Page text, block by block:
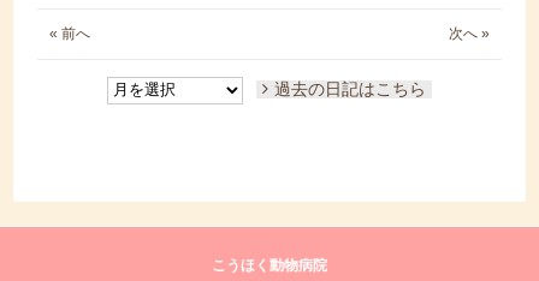
« 前へ 次へ »
過去の日記はこちら
こうほく動物病院